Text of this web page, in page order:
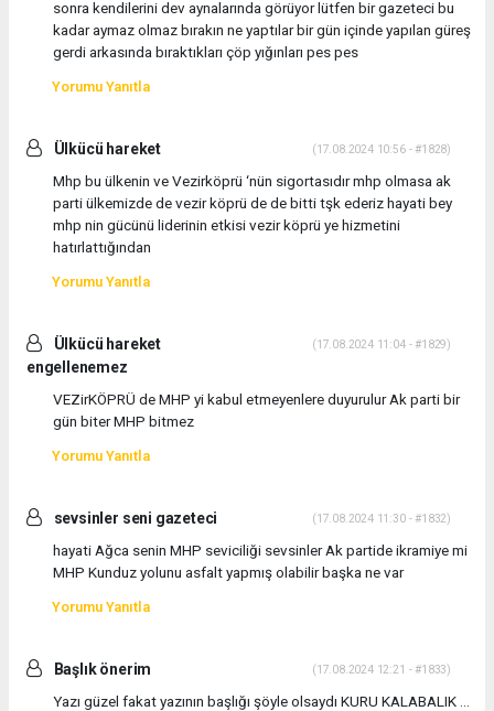
sonra kendilerini dev aynalarında görüyor lütfen bir gazeteci bu
kadar aymaz olmaz bırakın ne yaptılar bir gün içinde yapılan güreş
gerdi arkasında bıraktıkları çöp yığınları pes pes
Yorumu Yanıtla
Ülkücü hareket (17.08.2024 10:56 - #1828)
Mhp bu ülkenin ve Vezirköprü ‘nün sigortasıdır mhp olmasa ak
parti ülkemizde de vezir köprü de de bitti tşk ederiz hayati bey
mhp nin gücünü liderinin etkisi vezir köprü ye hizmetini
hatırlattığından
Yorumu Yanıtla
Ülkücü hareket
engellenemez
(17.08.2024 11:04 - #1829)
VEZirKÖPRÜ de MHP yi kabul etmeyenlere duyurulur Ak parti bir
gün biter MHP bitmez
Yorumu Yanıtla
sevsinler seni gazeteci (17.08.2024 11:30 - #1832)
hayati Ağca senin MHP seviciliği sevsinler Ak partide ikramiye mi
MHP Kunduz yolunu asfalt yapmış olabilir başka ne var
Yorumu Yanıtla
Başlık önerim (17.08.2024 12:21 - #1833)
Yazı güzel fakat yazının başlığı şöyle olsaydı KURU KALABALIK …